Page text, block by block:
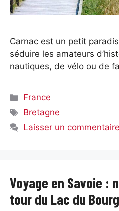
Carnac est un petit
séduire les amateurs
nautiques, de vélo ou de
Catégories
France
Étiquettes
Bretagne
Laisser un commentaire
Voyage en Savoie :
tour du Lac du